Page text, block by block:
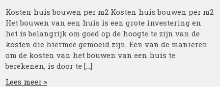
Kosten huis bouwen per m2 Kosten huis bouwen per m2
Het bouwen van een huis is een grote investering en
het is belangrijk om goed op de hoogte te zijn van de
kosten die hiermee gemoeid zijn. Een van de manieren
om de kosten van het bouwen van een huis te
berekenen, is door te […]
Lees meer »